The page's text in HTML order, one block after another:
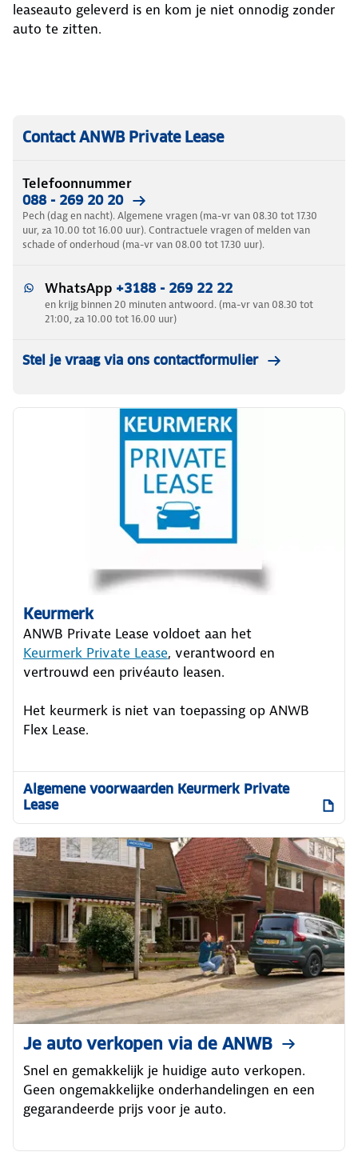
leaseauto geleverd is en kom je niet onnodig zonder
auto te zitten.
Contact ANWB Private Lease
Telefoonnummer
088 - 269 20 20
Pech (dag en nacht). Algemene vragen (ma-vr van 08.30 tot 17.30
uur, za 10.00 tot 16.00 uur). Contractuele vragen of melden van
schade of onderhoud (ma-vr van 08.00 tot 17.30 uur).
WhatsApp +3188 - 269 22 22
en krijg binnen 20 minuten antwoord. (ma-vr van 08.30 tot
21:00, za 10.00 tot 16.00 uur)
Stel je vraag via ons contactformulier
Keurmerk
ANWB Private Lease voldoet aan het
Keurmerk Private Lease, verantwoord en
vertrouwd een privéauto leasen.
Het keurmerk is niet van toepassing op ANWB
Flex Lease.
Algemene voorwaarden Keurmerk Private
Lease
Je auto verkopen via de ANWB
Snel en gemakkelijk je huidige auto verkopen.
Geen ongemakkelijke onderhandelingen en een
gegarandeerde prijs voor je auto.